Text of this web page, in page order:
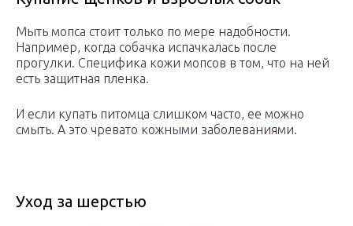
Мыть мопса стоит только по мере надобности.
Например, когда собачка испачкалась после
прогулки. Специфика кожи мопсов в том, что на ней
есть защитная пленка.
И если купать питомца слишком часто, ее можно
смыть. А это чревато кожными заболеваниями.
Уход за шерстью